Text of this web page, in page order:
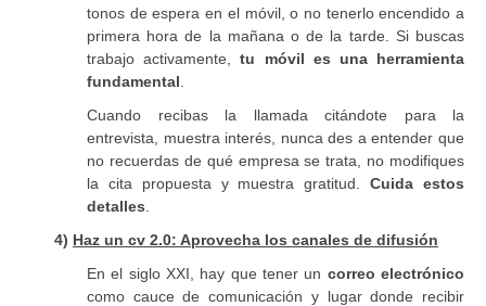
tonos de espera en el móvil, o no tenerlo encendido a
primera hora de la mañana o de la tarde. Si buscas
trabajo activamente,tu móvil es una herramienta
fundamental
Cuando recibas la llamada citándote para la
entrevista, muestra interés, nunca des a entender que
no recuerdas de qué empresa se trata, no modifiques
la cita propuesta y muestra gratitud.Cuida estos
detalles
4) Haz un cv 2.0: Aprovecha los canales de difusión
En el siglo XXI, hay que tener un correo electrónico
como cauce de comunicación y lugar donde recibir